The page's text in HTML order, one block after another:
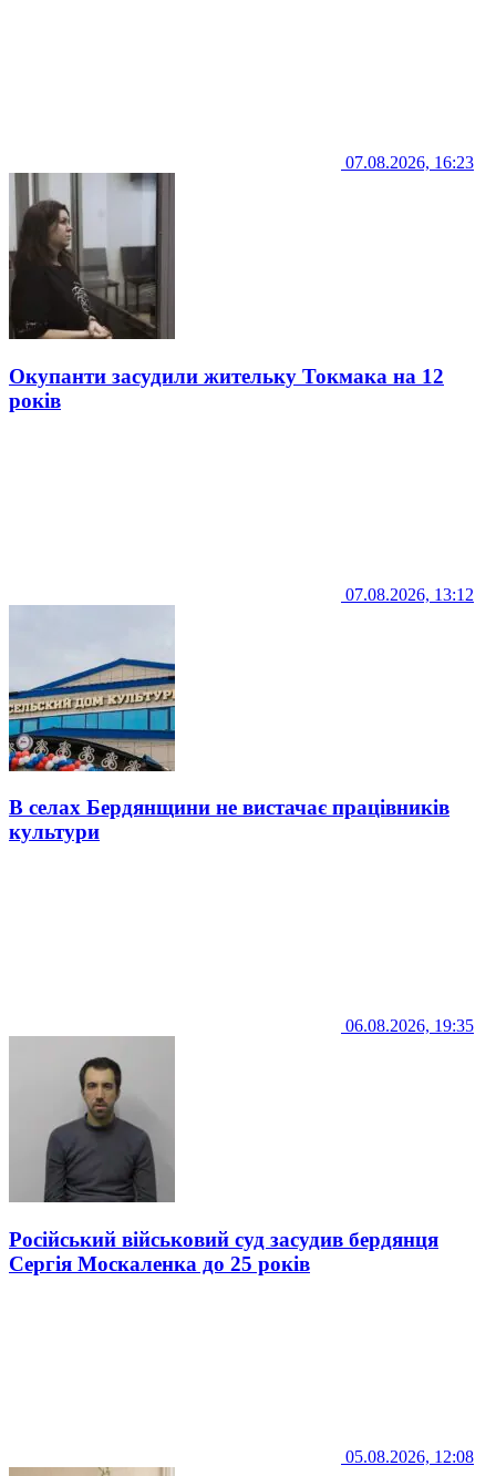
07.08.2026, 16:23
Окупанти засудили жительку Токмака на 12
років
07.08.2026, 13:12
В селах Бердянщини не вистачає працівників
культури
06.08.2026, 19:35
Російський військовий суд засудив бердянця
Сергія Москаленка до 25 років
05.08.2026, 12:08